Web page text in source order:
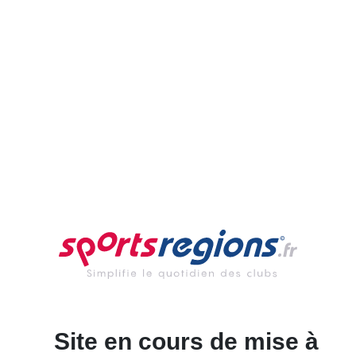
Site en cours de mise à